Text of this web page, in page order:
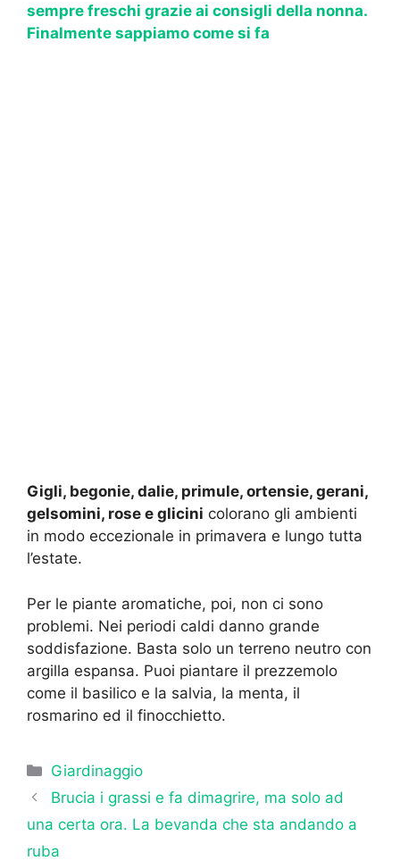
sempre freschi grazie ai consigli della nonna.
Finalmente sappiamo come si fa
Gigli, begonie, dalie, primule, ortensie, gerani,
gelsomini, rose e glicini colorano gli ambienti
in modo eccezionale in primavera e lungo tutta
l’estate.
Per le piante aromatiche, poi, non ci sono
problemi. Nei periodi caldi danno grande
soddisfazione. Basta solo un terreno neutro con
argilla espansa. Puoi piantare il prezzemolo
come il basilico e la salvia, la menta, il
rosmarino ed il finocchietto.
Categorie
Giardinaggio
Brucia i grassi e fa dimagrire, ma solo ad
una certa ora. La bevanda che sta andando a
ruba